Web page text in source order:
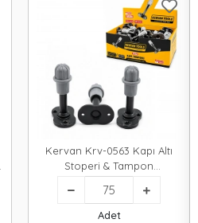
Kervan Krv-0563 Kapı Altı
Stoperi & Tampon
Plastik*75x20
Adet